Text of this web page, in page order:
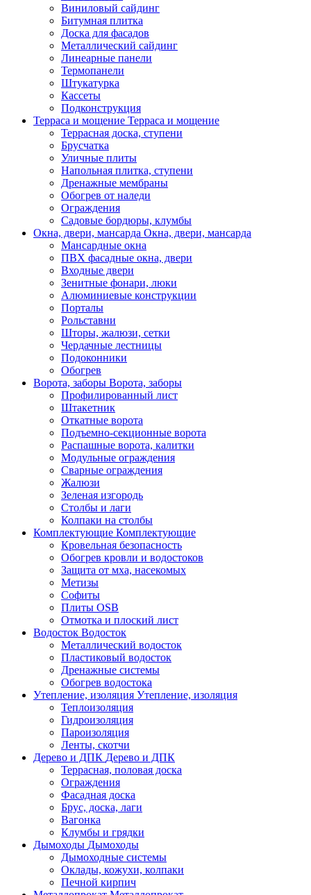
Виниловый сайдинг
Битумная плитка
Доска для фасадов
Металлический сайдинг
Линеарные панели
Термопанели
Штукатурка
Кассеты
Подконструкция
Терраса и мощение Терраса и мощение
Террасная доска, ступени
Брусчатка
Уличные плиты
Напольная плитка, ступени
Дренажные мембраны
Обогрев от наледи
Ограждения
Садовые бордюры, клумбы
Окна, двери, мансарда Окна, двери, мансарда
Мансардные окна
ПВХ фасадные окна, двери
Входные двери
Зенитные фонари, люки
Алюминиевые конструкции
Порталы
Рольставни
Шторы, жалюзи, сетки
Чердачные лестницы
Подоконники
Обогрев
Ворота, заборы Ворота, заборы
Профилированный лист
Штакетник
Откатные ворота
Подъемно-секционные ворота
Распашные ворота, калитки
Модульные ограждения
Сварные ограждения
Жалюзи
Зеленая изгородь
Столбы и лаги
Колпаки на столбы
Комплектующие Комплектующие
Кровельная безопасность
Обогрев кровли и водостоков
Защита от мха, насекомых
Метизы
Софиты
Плиты OSB
Отмотка и плоский лист
Водосток Водосток
Металлический водосток
Пластиковый водосток
Дренажные системы
Обогрев водостока
Утепление, изоляция Утепление, изоляция
Теплоизоляция
Гидроизоляция
Пароизоляция
Ленты, скотчи
Дерево и ДПК Дерево и ДПК
Террасная, половая доска
Ограждения
Фасадная доска
Брус, доска, лаги
Вагонка
Клумбы и грядки
Дымоходы Дымоходы
Дымоходные системы
Оклады, кожухи, колпаки
Печной кирпич